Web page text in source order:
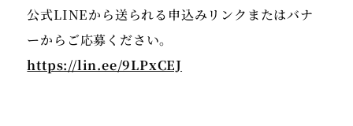
公式LINEから送られる申込みリンクまたはバナ
https://lin.ee/9LPxCEJ